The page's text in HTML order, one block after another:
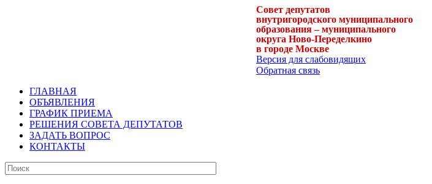
Совет депутатов
внутригородского муниципального
образования – муниципального
округа Ново-Переделкино
в городе Москве
Версия для слабовидящих
Обратная связь
ГЛАВНАЯ
ОБЪЯВЛЕНИЯ
ГРАФИК ПРИЕМА
РЕШЕНИЯ СОВЕТА ДЕПУТАТОВ
ЗАДАТЬ ВОПРОС
КОНТАКТЫ